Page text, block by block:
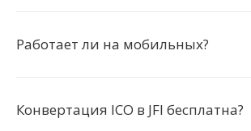
Работает ли на мобильных?
Конвертация ICO в JFI бесплатна?